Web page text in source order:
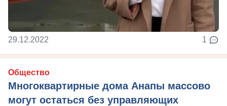
29.12.2022 1
Общество
Многоквартирные дома Анапы массово
могут остаться без управляющих